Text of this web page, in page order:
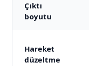
Çıktı
boyutu
Hareket
düzeltme